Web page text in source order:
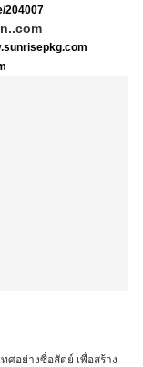
204007
ศอย่างซื่อสัตย์ เพื่อสร้าง